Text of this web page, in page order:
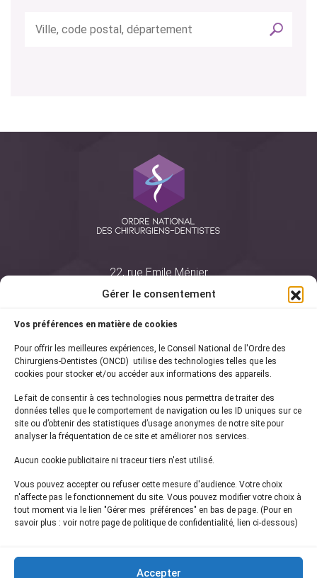
Gérer le consentement
Vos préférences en matière de cookies
Pour offrir les meilleures expériences, le Conseil National de l'Ordre des
Chirurgiens-Dentistes (ONCD) utilise des technologies telles que les
cookies pour stocker et/ou accéder aux informations des appareils.
Le fait de consentir à ces technologies nous permettra de traiter des
données telles que le comportement de navigation ou les ID uniques sur ce
site ou d’obtenir des statistiques d’usage anonymes de notre site pour
analyser la fréquentation de ce site et améliorer nos services.
Aucun cookie publicitaire ni traceur tiers n'est utilisé.
Vous pouvez accepter ou refuser cette mesure d'audience. Votre choix
n'affecte pas le fonctionnement du site. Vous pouvez modifier votre choix à
tout moment via le lien "Gérer mes préférences" en bas de page. (Pour en
savoir plus : voir notre page de politique de confidentialité, lien ci-dessous)
Accepter
22, rue Emile Ménier
75761 Paris Cedex 16
01 44 34 78 80
courrier@oncd.org
Actualités
Presse
Informations légales
Plan du site
Inscrivez-vous à notrenewsletter